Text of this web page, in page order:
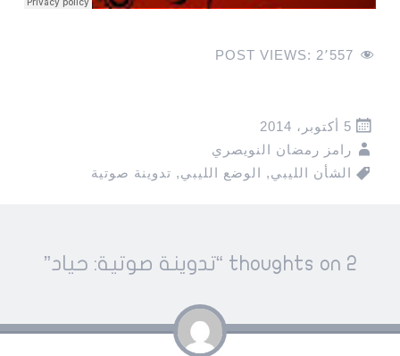
POST VIEWS: 2٬557
5 أكتوبر، 2014
رامز رمضان النويصري
الشأن الليبي, الوضع الليبي, تدوينة صوتية
Post
navigation
2 thoughts on “ تدوينة صوتية: حياد”